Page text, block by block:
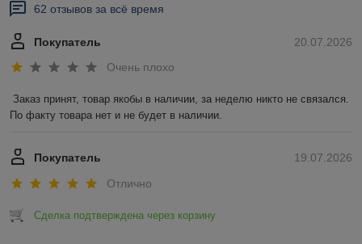
62 отзывов за всё время
20.07.2026
Покупатель
Очень плохо
Заказ принят, товар якобы в наличии, за неделю никто не связался.
По факту товара нет и не будет в наличии.
19.07.2026
Покупатель
Отлично
Сделка подтверждена через корзину